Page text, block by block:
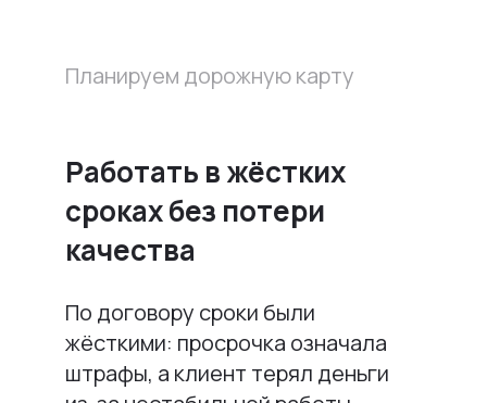
Планируем дорожную карту
Работать в жёстких
сроках без потери
качества
По договору сроки были
жёсткими: просрочка означала
штрафы, а клиент терял деньги